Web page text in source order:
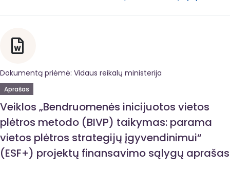
Dokumentą priėmė: Vidaus reikalų ministerija
Aprašas
Veiklos „Bendruomenės inicijuotos vietos
plėtros metodo (BIVP) taikymas: parama
vietos plėtros strategijų įgyvendinimui“
(ESF+) projektų finansavimo sąlygų aprašas